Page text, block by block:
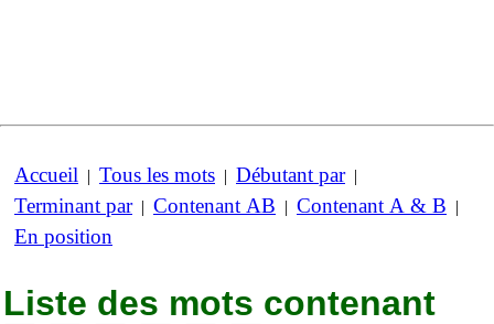
Accueil | Tous les mots | Débutant par|
Terminant par| Contenant AB | Contenant A & B |
En position
Liste des mots contenant